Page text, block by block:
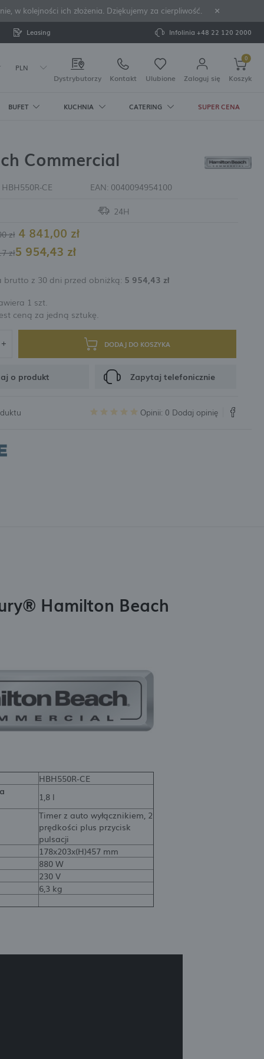
w kolejności ich złożenia. Dziękujemy za cierpliwość.
Leasing Infolinia +48 22 120 2000
PLN
Dystrybutorzy Kontakt Ulubione Zaloguj się
KORZYŚCI:
swoich danych przy kolejnych zakupach
i kuponów promocyjnych
0
Koszyk
Twój koszyk jest pusty
Crema
i
do
BUFET
DO
KUCHNIA CATERING SUPER CENA
Commercial
HBH550R-CE EAN: 0040094954100
24H
zł 4 841,00 zł
zł5 954,43 zł
brutto z 30 dni przed obniżką: 5 954,43 zł
1 szt.
ceną za jedną sztukę.
DODAJ DO KOSZYKA
o produkt Zapytaj telefonicznie
Opinii: 0 Dodaj opinię
Hamilton Beach
HBH550R-CE
1,8 l
Timer z auto wyłącznikiem, 2
prędkości plus przycisk
pulsacji
178x203x(H)457 mm
880 W
230 V
6,3 kg